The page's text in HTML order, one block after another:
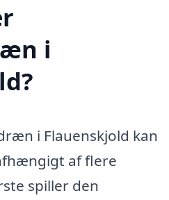
i
i Flauenskjold kan
af flere
spiller den